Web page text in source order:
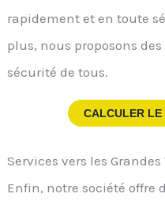
rapidement et en toute
plus, nous proposons
sécurité de tous.
CALCULER LE
Services vers les Grandes
Enfin, notre société offre